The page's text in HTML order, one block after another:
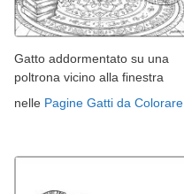
Gatto addormentato su una
poltrona vicino alla finestra
nelle Pagine Gatti da Colorare